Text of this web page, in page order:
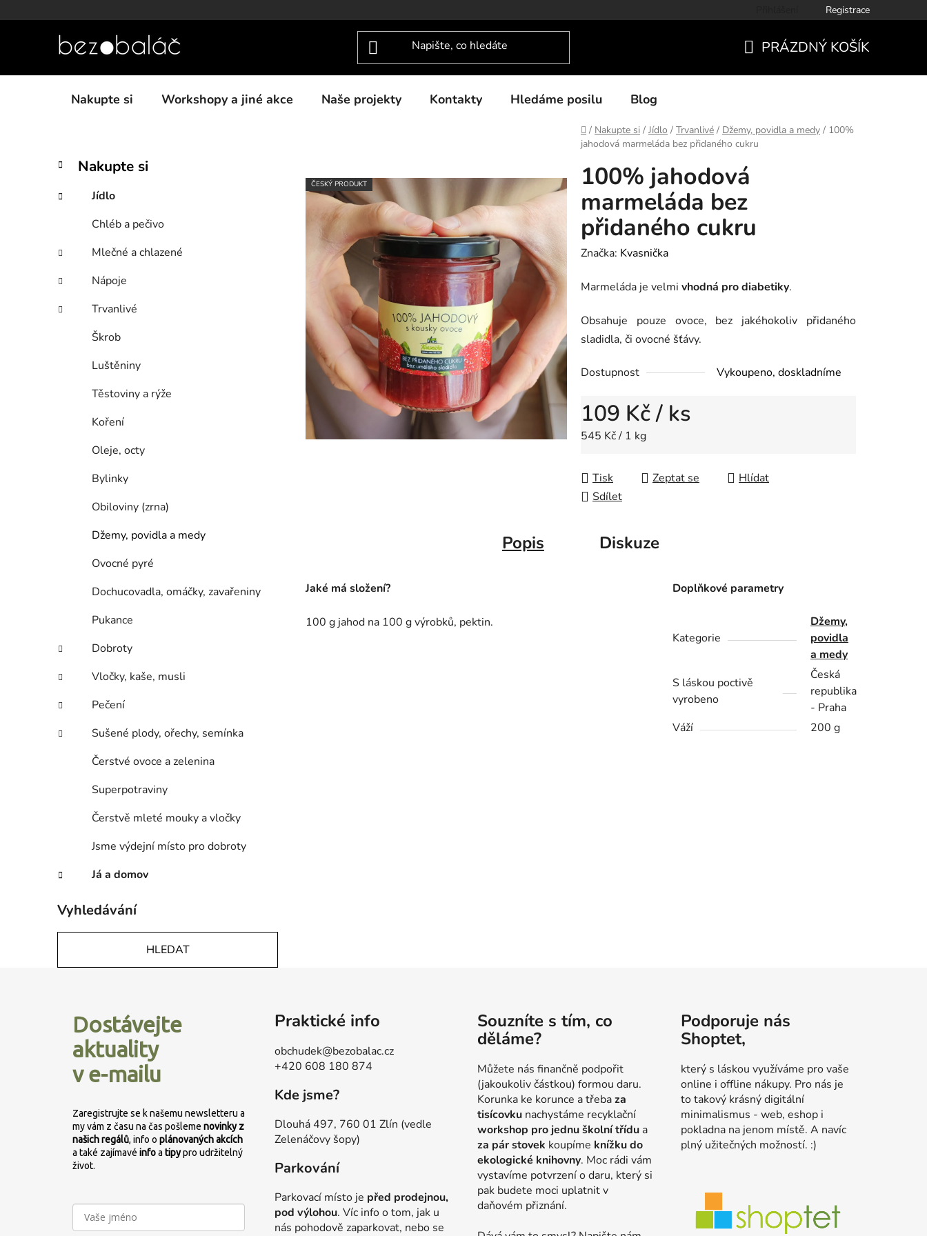
na
Registrace
PRÁZDNÝ KOŠÍK
Nakupte si Workshopy a jiné akce Naše projekty Kontakty Hledáme posilu Blog
Domů
/ Nakupte si / Jídlo / Trvanlivé / Džemy, povidla a medy / 100%
jahodová marmeláda bez přidaného cukru
P
s
a
n
í
Přeskočit
kategorie
K
a
e
r
e
Nakupte si
Jídlo
Chléb a pečivo
Mlečné a chlazené
Nápoje
Trvanlivé
Škrob
Luštěniny
Těstoviny a rýže
Koření
Oleje, octy
Bylinky
Obiloviny (zrna)
Džemy, povidla a medy
Ovocné pyré
Dochucovadla, omáčky, zavařeniny
Pukance
Dobroty
Vločky, kaše, musli
Pečení
Sušené plody, ořechy, semínka
Čerstvé ovoce a zelenina
Superpotraviny
Čerstvě mleté mouky a vločky
Jsme výdejní místo pro dobroty
Já a domov
Vyhledávání
HLEDAT
100% jahodová
marmeláda bez
přidaného cukru
Značka: Kvasnička
Marmeláda je velmi vhodná pro diabetiky.
Obsahuje pouze ovoce, bez jakéhokoliv přidaného
sladidla, či ovocné šťávy.
Dostupnost Vykoupeno, doskladníme
109 Kč/ ks
Měrná cena:
545 Kč / 1 kg
Tisk Zeptat se
Hlídat
Sdílet
ČESKÝ PRODUKT
Popis Diskuze
Jaké má složení?
100 g jahod na 100 g výrobků, pektin.
Doplňkové parametry
Kategorie
Džemy,
povidla
a medy
S láskou poctivě
vyrobeno
Česká
republika
- Praha
Váží
200 g
Dostávejte
aktuality
v e-mailu
Zaregistrujte se k našemu newsletteru a
my vám z času na čas pošlemenovinky z
našich regálů, info oplánovaných akcích
a také zajímavéinfoatipypro udržitelný
život.
Praktické info
obchudek@bezobalac.cz
+420 608 180 874
Kde jsme?
Dlouhá 497, 760 01 Zlín (vedle
Zelenáčovy šopy)
Parkování
Parkovací místo je před prodejnou,
pod výlohou. Víc info o tom, jak u
nás pohodově zaparkovat, nebo se
Souzníte s tím, co
děláme?
Můžete nás finančně podpořit
(jakoukoliv částkou) formou daru.
Korunka ke korunce a třebaza
tisícovku nachystáme recyklační
workshop pro jednu školní třídu a
za pár stovek koupíme knížku do
ekologické knihovny. Moc rádi vám
vystavíme potvrzení o daru, který si
pak budete moci uplatnit v
daňovém přiznání.
Podporuje nás
Shoptet,
který s láskou využíváme pro vaše
online i offline nákupy. Pro nás je
to takový krásný digitální
minimalismus - web, eshop i
pokladna na jenom místě. A navíc
plný užitečných možností. :)